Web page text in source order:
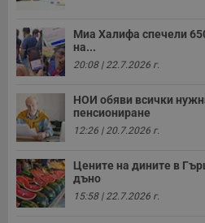
Миа Халифа спечели
на...
20:08 | 22.7.2026 г.
НОИ обяви всички
пенсиониране
12:26 | 20.7.2026 г.
Цените на дините в
дъно
15:58 | 22.7.2026 г.